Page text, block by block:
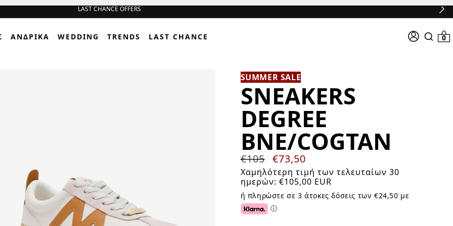
ΔΩΡΕΑΝ
ΑΝΔΡΙΚΆ WEDDING TRENDS LAST CHANCE Σύνδεση
Search
0
0
SUMMER SALE
SNEAKERS
DEGREE
BNE/COGTAN
Κανονική
τιμή
€105
Τιμή
προσφοράς
€73,50
Χαμηλότερη τιμή των τελευταίων 30
ημερών: €105,00 EUR
ή πληρώστε σε 3 άτοκες δόσεις των €24,50 με
ⓘ